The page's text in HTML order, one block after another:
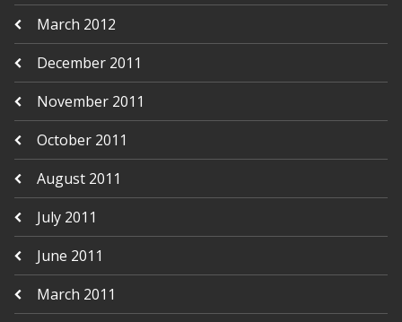
March 2012
December 2011
November 2011
October 2011
August 2011
July 2011
June 2011
March 2011